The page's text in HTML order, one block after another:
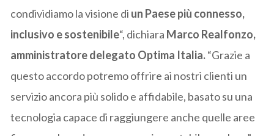
condividiamo la visione di un Paese più connesso,
inclusivo e sostenibile“, dichiara Marco Realfonzo,
amministratore delegato Optima Italia.“Grazie a
questo accordo potremo offrire ai nostri clienti un
servizio ancora più solido e affidabile, basato su una
tecnologia capace di raggiungere anche quelle aree